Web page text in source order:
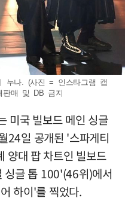
누나. (사진 = 인스타그램 캡
판매 및 DB 금지
미국 빌보드 메인 싱글
24일 공개된 '스파게티
대 팝 차트인 빌보드
글 톱 100'(46위)에서
하이'를 찍었다.